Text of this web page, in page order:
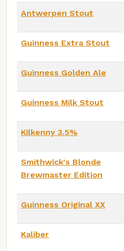
Antwerpen Stout
Guinness Extra Stout
Guinness Golden Ale
Guinness Milk Stout
Kilkenny 3.5%
Smithwick's Blonde
Brewmaster Edition
Guinness Original XX
Kaliber